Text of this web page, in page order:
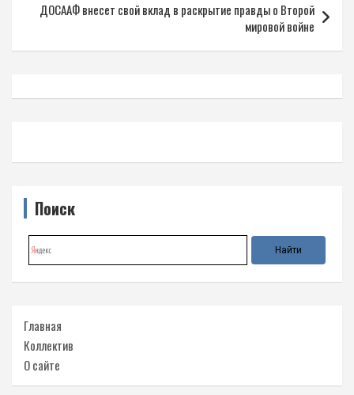
ДОСААФ внесет свой вклад в раскрытие правды о Второй
мировой войне
Поиск
Главная
Коллектив
О сайте